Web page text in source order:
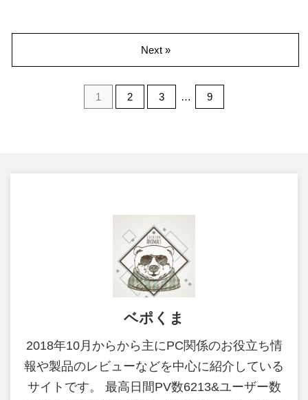
1 2 3 … 9
Next »
ベポくま
2018年10月からから主にPC関係のお役立ち情
報や製品のレビューなどを中心に紹介している
サイトです。 最高日間PV数6213&ユーザー数